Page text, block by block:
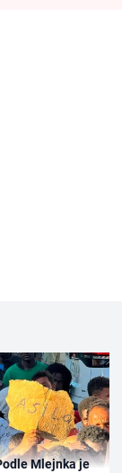
Mlejnka je